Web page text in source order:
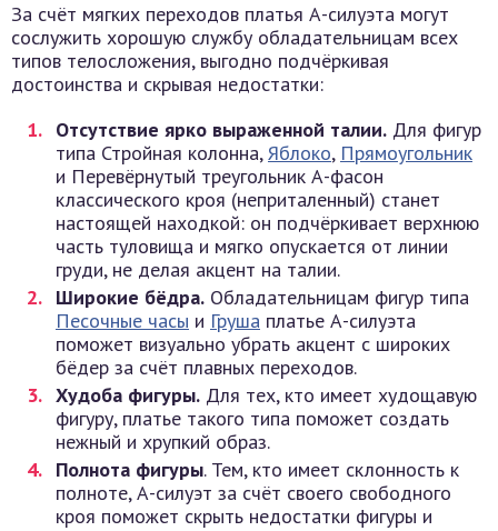
За счёт мягких переходов платья А-силуэта могут
сослужить хорошую службу обладательницам всех
типов телосложения, выгодно подчёркивая
достоинства и скрывая недостатки:
Отсутствие ярко выраженной талии. Для фигур
типа Стройная колонна,Яблоко, Прямоугольник
и Перевёрнутый треугольник А-фасон
классического кроя (неприталенный) станет
настоящей находкой: он подчёркивает верхнюю
часть туловища и мягко опускается от линии
груди, не делая акцент на талии.
Широкие бёдра. Обладательницам фигур типа
Песочные часы и Груша платье А-силуэта
поможет визуально убрать акцент с широких
бёдер за счёт плавных переходов.
Худоба фигуры. Для тех, кто имеет худощавую
фигуру, платье такого типа поможет создать
нежный и хрупкий образ.
Полнота фигуры. Тем, кто имеет склонность к
полноте, А-силуэт за счёт своего свободного
кроя поможет скрыть недостатки фигуры и